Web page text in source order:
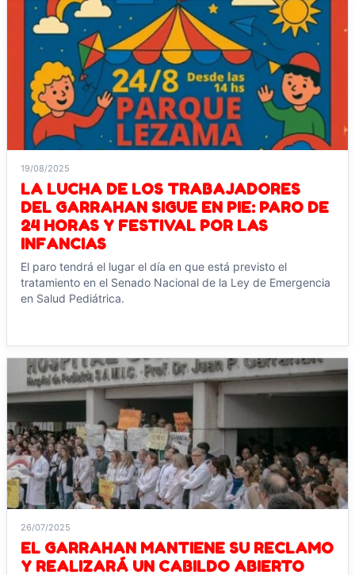
19/08/2025
LA LUCHA DE LOS TRABAJADORES
DEL GARRAHAN SIGUE EN PIE: PARO DE
24 HORAS Y FESTIVAL POR LAS
INFANCIAS
El paro tendrá el lugar el día en que está previsto el
tratamiento en el Senado Nacional de la Ley de Emergencia
en Salud Pediátrica.
26/07/2025
EL GARRAHAN MANTIENE SU RECLAMO
Y REALIZARÁ UN CABILDO ABIERTO